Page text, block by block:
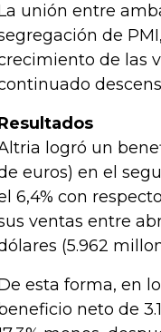
unión entre
de
de las
logró un
euros) en el
6,4% con
ventas entre
(5.962
esta forma, en
neto de